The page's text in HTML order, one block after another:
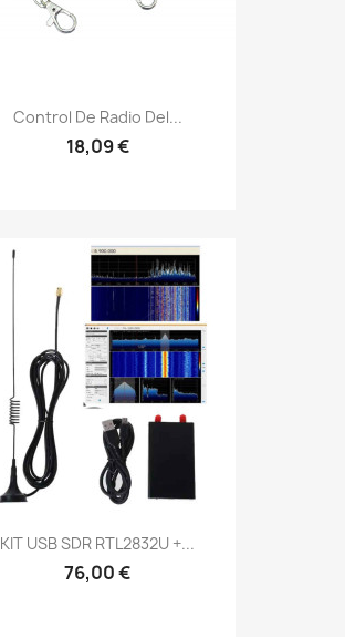
Control De Radio Del...
18,09 €
KIT USB SDR RTL2832U +...
76,00 €